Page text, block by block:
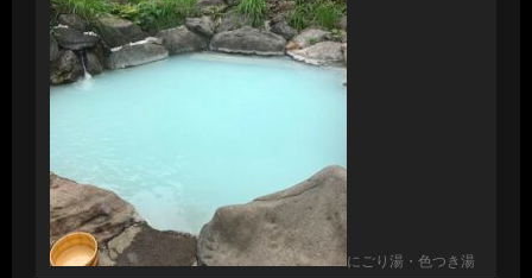
にごり湯・色つき湯